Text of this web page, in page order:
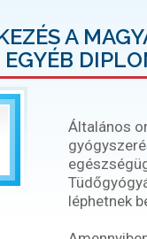
A
EGYÉB
Általános
léphetnek